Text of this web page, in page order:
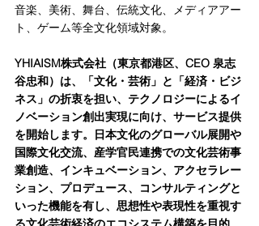
音楽、美術、舞台、伝統文化、メディアアー
ト、ゲーム等全文化領域対象。
YHIAISM株式会社（東京都港区、CEO 泉志
谷忠和）は、「文化・芸術」と「経済・ビジ
ネス」の折衷を担い、テクノロジーによるイ
ノベーション創出実現に向け、サービス提供
を開始します。日本文化のグローバル展開や
国際文化交流、産学官民連携での文化芸術事
業創造、インキュベーション、アクセラレー
ション、プロデュース、コンサルティングと
いった機能を有し、思想性や表現性を重視す